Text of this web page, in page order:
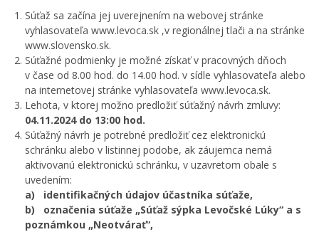
Súťaž sa začína jej uverejnením na webovej stránke
vyhlasovateľa www.levoca.sk ,v regionálnej tlači a na stránke
www.slovensko.sk.
Súťažné podmienky je možné získať v pracovných dňoch
v čase od 8.00 hod. do 14.00 hod. v sídle vyhlasovateľa alebo
na internetovej stránke vyhlasovateľa www.levoca.sk.
Lehota, v ktorej možno predložiť súťažný návrh zmluvy:
04.11.2024 do 13:00 hod.
Súťažný návrh je potrebné predložiť cez elektronickú
schránku alebo v listinnej podobe, ak záujemca nemá
aktivovanú elektronickú schránku, v uzavretom obale s
uvedením:
a) identifikačných údajov účastníka súťaže,
b) označenia súťaže „Súťaž sýpka Levočské Lúky“ a s
poznámkou „Neotvárať“,